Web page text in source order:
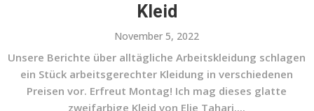
Kleid
November 5, 2022
Unsere Berichte über alltägliche Arbeitskleidung schlagen
ein Stück arbeitsgerechter Kleidung in verschiedenen
Preisen vor. Erfreut Montag! Ich mag dieses glatte
zweifarbige Kleid von Elie Tahari....